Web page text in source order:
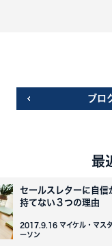
ブロ
最
セールスレターに自信
持てない３つの理由
2017.9.16 マイケル・マスタ
ーソン